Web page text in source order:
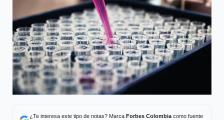
¿Te interesa este tipo de notas? Marca Forbes Colombiacomo fuente